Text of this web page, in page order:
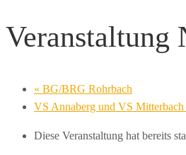
Veranstaltung
« BG/BRG Rohrbach
VS Annaberg und VS Mitterbach
Diese Veranstaltung hat bereits